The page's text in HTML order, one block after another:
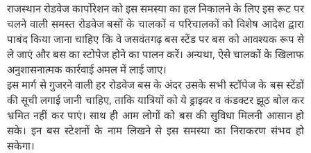
राजस्थान रोडवेज कार्पोरेशन को इस समस्या का हल निकालने के लिए इस रूट पर
चलने वाली समस्त रोडवेज बसों के चालकों व परिचालकों को विशेष आदेश द्वारा
पाबंद किया जाना चाहिए कि वे जसवंतगढ़ बस स्टेंड पर बस को आवश्यक रूप से
ले जाएं और बस का स्टोपेज होने का पालन करें। अन्यथा, ऐसे चालकों के खिलाफ
अनुशासनात्मक कार्रवाई अमल में लाई जाए।
इस मार्ग से गुजरने वाली हर रोडवेज बस के अंदर उसके सभी स्टॉपेज के बस स्टेंडों
की सूची लगाई जानी चाहिए, ताकि यात्रियों को ये ड्राइवर व कंडक्टर झूठ बोल कर
भ्रमित नहीं कर पाएं। साथ ही आम लोगों को बस की सुविधा मिलनी आसान हो
सके। इन बस स्टेशनों के नाम लिखने से इस समस्या का निराकरण संभव हो
सकेगा।